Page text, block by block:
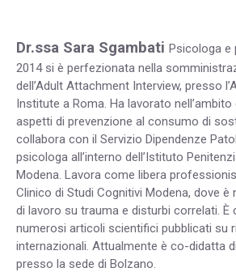
Dr.ssa Sara Sgambati Psicologa e
2014 si è perfezionata nella
dell’Adult Attachment Interview, presso
Institute a Roma. Ha lavorato nell’ambito
aspetti di prevenzione al consumo di
collabora con il Servizio Dipendenze
psicologa all’interno dell’Istituto
Modena. Lavora come libera
Clinico di Studi Cognitivi Modena, dove è
di lavoro su trauma e disturbi correlati. È
numerosi articoli scientifici pubblicati su
internazionali. Attualmente è co-didatta
presso la sede di Bolzano.